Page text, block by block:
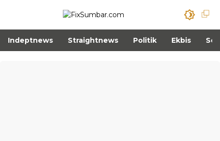
Indeptnews Straightnews Politik Ekbis